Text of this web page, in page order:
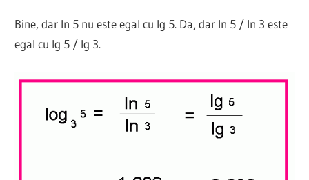
Bine, dar ln 5 nu este egal cu lg 5. Da, dar ln 5 / ln 3 este
egal cu lg 5 / lg 3.